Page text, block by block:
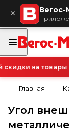
× Вегос-
на товары
Главная
Угол